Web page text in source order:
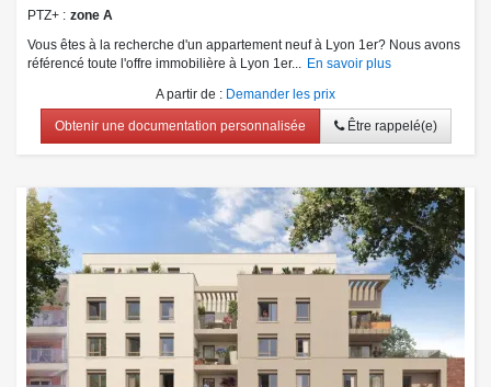
PTZ+
zone A
Vous êtes à la recherche d'un appartement neuf à Lyon 1er? Nous avons
référencé toute l'offre immobilière à Lyon 1er...
En savoir plus
A partir de : Demander les prix
Obtenir une documentation personnalisée Être rappelé(e)